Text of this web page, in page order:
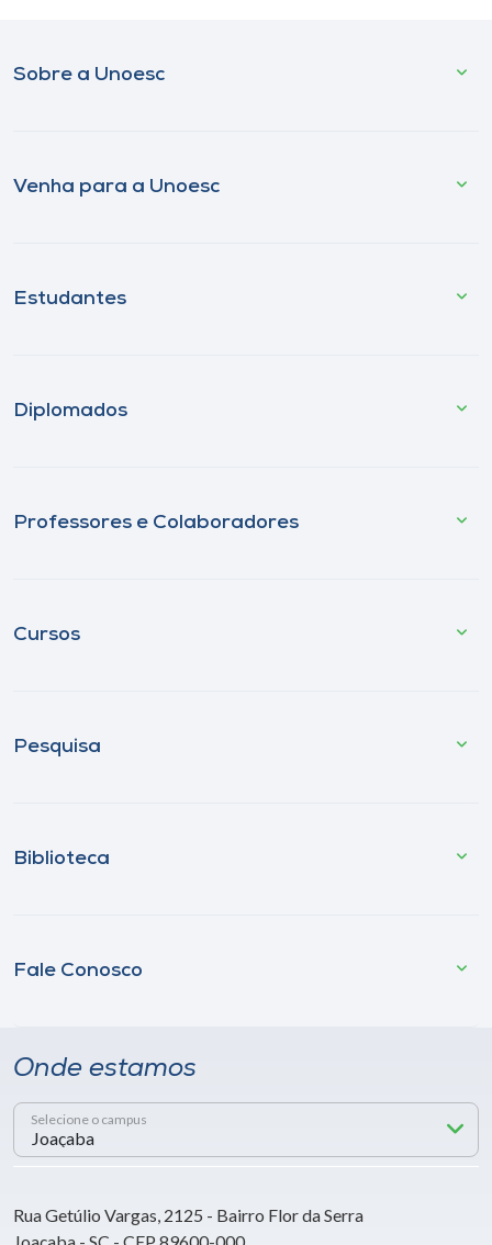
Sobre a Unoesc
Venha para a Unoesc
Estudantes
Diplomados
Professores e Colaboradores
Cursos
Pesquisa
Biblioteca
Fale Conosco
Onde estamos
Selecione o campus
Rua Getúlio Vargas, 2125 - Bairro Flor da Serra